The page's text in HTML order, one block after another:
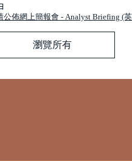
公佈網上簡報會 - Analyst Briefing (
瀏覽所有